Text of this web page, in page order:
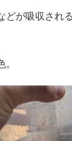
どが吸収され